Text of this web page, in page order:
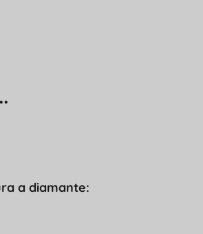
a diamante: